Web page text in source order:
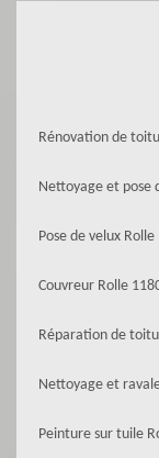
Rénovation de
Nettoyage et pose
Pose de velux Rolle
Couvreur Rolle
Réparation de
Nettoyage et
Peinture sur tuile